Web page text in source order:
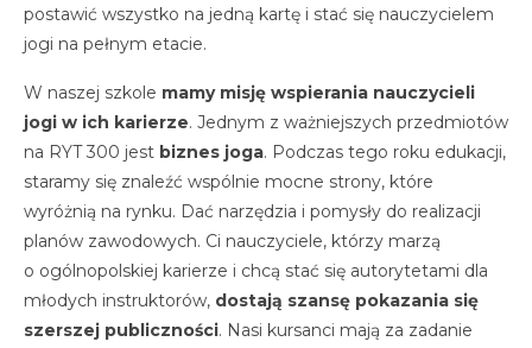
postawić wszystko na jedną kartę i stać się nauczycielem
jogi na pełnym etacie.
W naszej szkole mamy misję wspierania nauczycieli
jogi w ich karierze. Jednym z ważniejszych przedmiotów
na RYT 300 jest biznes joga. Podczas tego roku edukacji,
staramy się znaleźć wspólnie mocne strony, które
wyróżnią na rynku. Dać narzędzia i pomysły do realizacji
planów zawodowych. Ci nauczyciele, którzy marzą
o ogólnopolskiej karierze i chcą stać się autorytetami dla
młodych instruktorów, dostają szansę pokazania się
szerszej publiczności. Nasi kursanci mają za zadanie